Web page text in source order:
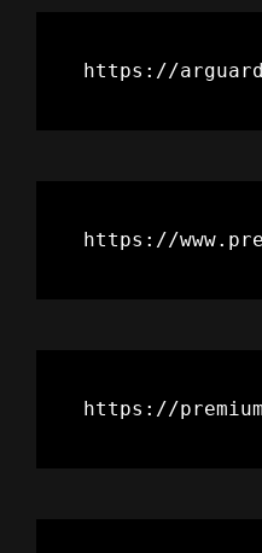
https://
https://
https://